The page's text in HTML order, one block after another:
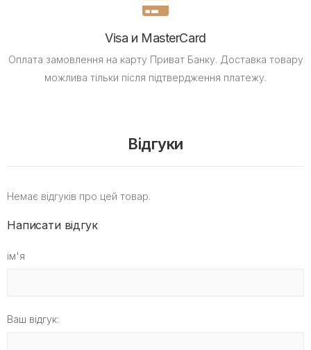
Visa и MasterCard
Оплата замовлення на карту Приват Банку. Доставка товару
можлива тільки після підтвердження платежу.
Відгуки
Немає відгуків про цей товар.
Написати відгук
ім'я
Ваш відгук: